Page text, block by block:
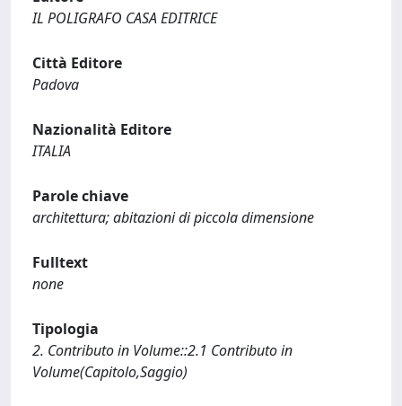
IL POLIGRAFO CASA EDITRICE
Città Editore
Padova
Nazionalità Editore
ITALIA
Parole chiave
architettura; abitazioni di piccola dimensione
Fulltext
none
Tipologia
2. Contributo in Volume::2.1 Contributo in
Volume(Capitolo,Saggio)